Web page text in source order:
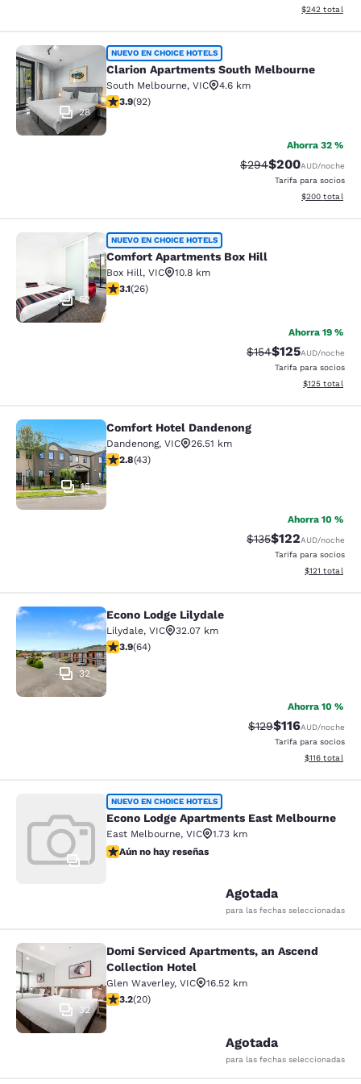
Ver detalles
$242 total
Clarion Apartments South
28
NUEVO EN CHOICE HOTELS
Clarion Apartments South Melbourne
South Melbourne, VIC
4.6 km
Calificación de 3.89 estrellas. Bueno. 92 reseñas
3.9(92)
Ahorra 32 %
Tarifa tachada:
$294Tarifa reducida:
$200AUD/noche
Tarifa para socios
Ver detalles
$200 total
Comfort Apartments Box Hill
52
NUEVO EN CHOICE HOTELS
Comfort Apartments Box Hill
Box Hill, VIC
10.8 km
Calificación de 3.12 estrellas. Bueno. 26 reseñas
3.1(26)
Ahorra 19 %
Tarifa tachada:
$154Tarifa reducida:
$125AUD/noche
Tarifa para socios
Ver detalles
$125 total
Comfort Hotel Dandenong
15
Comfort Hotel Dandenong
Dandenong, VIC
26.51 km
Calificación de 2.81 estrellas. Razonable. 43 reseñas
2.8(43)
Ahorra 10 %
Tarifa tachada:
$135Tarifa reducida:
$122AUD/noche
Tarifa para socios
Ver detalles
$121 total
Econo Lodge Lilydale
32
Econo Lodge Lilydale
Lilydale, VIC
32.07 km
Calificación de 3.92 estrellas. Bueno. 64 reseñas
3.9(64)
Ahorra 10 %
Tarifa tachada:
$129Tarifa reducida:
$116AUD/noche
Tarifa para socios
Ver detalles
$116 total
Econo Lodge Apartments East
1
NUEVO EN CHOICE HOTELS
Econo Lodge Apartments East Melbourne
East Melbourne, VIC
1.73 km
Aún no hay reseñas
Aún no hay reseñas
Agotada
para las fechas seleccionadas
Domi Serviced Apartments, an
32
Domi Serviced Apartments, an Ascend
Collection Hotel
Glen Waverley, VIC
16.52 km
Calificación de 3.2 estrellas. Bueno. 20 reseñas
3.2(20)
Agotada
para las fechas seleccionadas